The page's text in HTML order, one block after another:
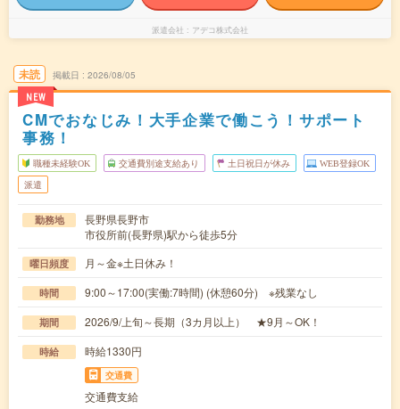
派遣会社 アデコ株式会社
未読
NEW
掲載日 2026/08/05
CMでおなじみ！大手企業で働こう！サポート
事務！
職種未経験OK 交通費別途支給あり 土日祝日が休み WEB登録OK
派遣
勤務地
長野県長野市
市役所前(長野県)駅から徒歩5分
曜日頻度 月～金※土日休み！
時間 9:00～17:00(実働:7時間) (休憩60分) ※残業なし
期間 2026/9/上旬～長期（3カ月以上） ★9月～OK！
時給 時給1330円
交通費
交通費支給